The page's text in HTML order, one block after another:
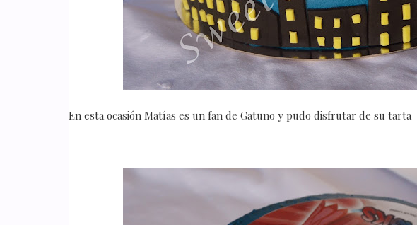
En esta ocasión Matías es un fan de Gatuno y pudo disfrutar de su tarta